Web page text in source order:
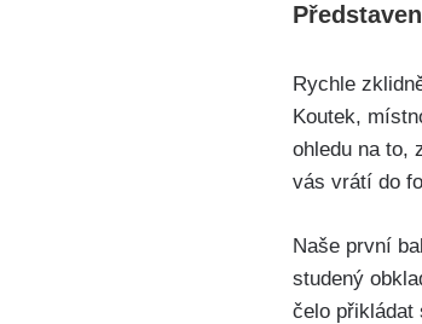
Rychle
Koutek,
ohledu na to,
vás vrátí do
Naše první
studený
čelo přikládat